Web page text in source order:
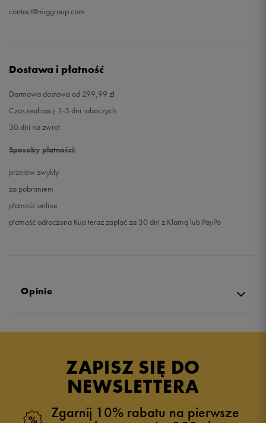
contact@miggroup.com
Dostawa i płatność
Darmowa dostawa od 299,99 zł
Czas realizacji 1-5 dni roboczych
30 dni na zwrot
Sposoby płatności:
przelew zwykły
za pobraniem
płatność online
płatność odroczona Kup teraz zapłać za 30 dni z Klarną lub PayPo
Opinie
5.0
zebranych i zweryfikowanych przez
ZAPISZ SIĘ DO
NEWSLETTERA
Zgarnij 10% rabatu na pierwsze